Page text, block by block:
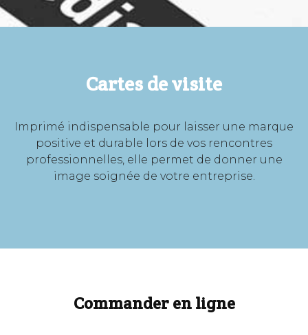
Cartes de visite
Imprimé indispensable pour laisser une marque
positive et durable lors de vos rencontres
professionnelles, elle permet de donner une
image soignée de votre entreprise.
Commander en ligne